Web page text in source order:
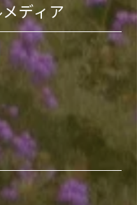
ディア